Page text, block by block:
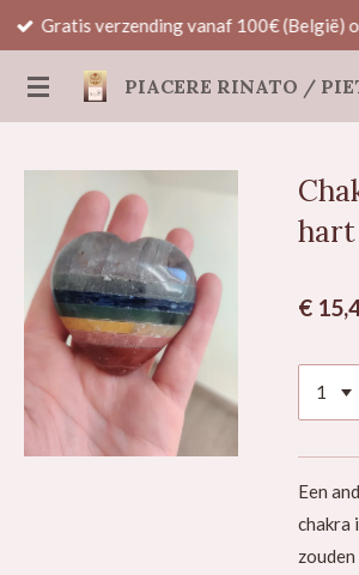
Ga
naar
de
PIACERE RINATO /
Gratis verzending vanaf 100€ (België)
hart
€
Een
chakra